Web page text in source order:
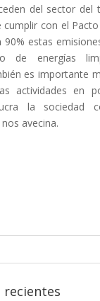
del sector del
con el
90% estas
de energías
es importante
actividades en
la sociedad
avecina.
recientes